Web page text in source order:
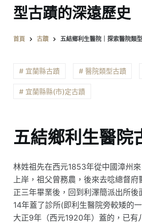
型古蹟的深遠歷史
首頁 古蹟 五結鄉利生醫院｜探索醫院類
# 宜蘭縣古蹟 # 醫院類型古蹟
# 宜蘭縣縣(市)定古蹟
五結鄉利生醫院
林姓祖先在西元1853年從中國漳州
上岸，祖父曾務農，後來去唸總督
正三年畢業後，回到利澤簡派出所後
14年蓋了診所(即利生醫院旁較矮的
大正9年（西元1920年）蓋的，已有